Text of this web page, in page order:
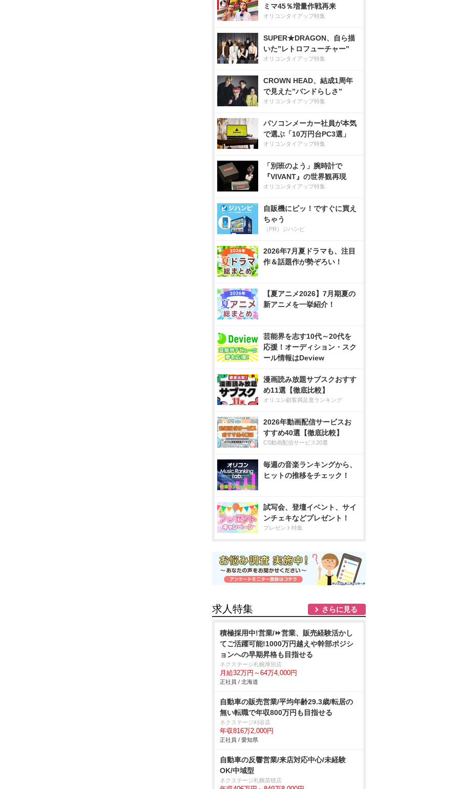
ミマ45％増量作戦再来
オリコンタイアップ特集
SUPER★DRAGON、自ら描
いた”レトロフューチャー”
オリコンタイアップ特集
CROWN HEAD、結成1周年
で見えた”バンドらしさ”
オリコンタイアップ特集
パソコンメーカー社員が本気
で選ぶ「10万円台PC3選」
オリコンタイアップ特集
「別班のよう」腕時計で
『VIVANT』の世界観再現
オリコンタイアップ特集
自販機にピッ！ですぐに買え
ちゃう
（PR）ジハンピ
2026年7月夏ドラマも、注目
作＆話題作が勢ぞろい！
【夏アニメ2026】7月期夏の
新アニメを一挙紹介！
芸能界を志す10代～20代を
応援！オーディション・スク
ール情報はDeview
漫画読み放題サブスクおすす
め11選【徹底比較】
オリコン顧客満足度ランキング
2026年動画配信サービスお
すすめ40選【徹底比較】
CS動画配信サービス20選
毎週の音楽ランキングから、
ヒットの推移をチェック！
試写会、登壇イベント、サイ
ンチェキなどプレゼント！
プレゼント特集
求人特集 さらに見る
積極採用中!営業/⏩️営業、販売経験活かし
てご活躍可能!1000万円越えや幹部ポジシ
ョンへの早期昇格も目指せる
ネクステージ札幌厚別店
月給32万円～64万4,000円
正社員 / 北海道
自動車の販売営業/平均年齢29.3歳/転居の
無い転職で年収800万円も目指せる
ネクステージ刈谷店
年収816万2,000円
正社員 / 愛知県
自動車の反響営業/来店対応中心/未経験
OK/中域型
ネクステージ札幌苗穂店